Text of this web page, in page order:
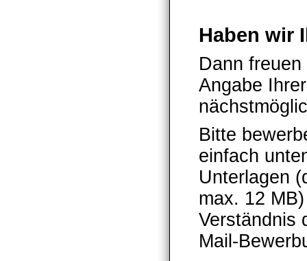
Haben wir
Dann
Angabe
Bitte
einfach
Unterlagen
max. 12
Verständnis
Mail-